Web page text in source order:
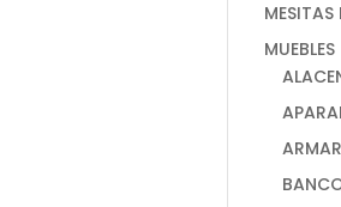
MESITAS
MUEBLES